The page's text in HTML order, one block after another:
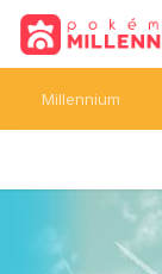
Millennium